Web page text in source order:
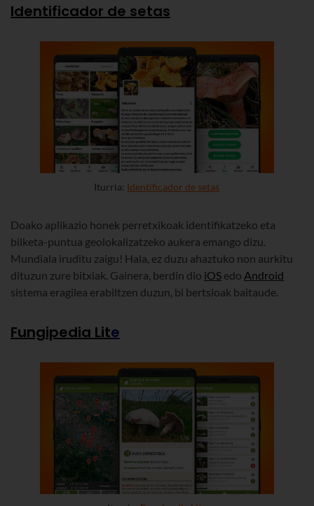
Identificador de setas
Iturria: Identificador de setas
Doako aplikazio honek perretxikoak identifikatzeko eta
bilketa-puntua geolokalizatzeko aukera emango dizu.
Mundiala iruditu zaigu! Hala, ez duzu ahaztuko non aurkitu
dituzun zure bitxiak. Gainera, berdin dio iOS edo Android
sistema eragilea erabiltzen duzun, bi bertsioak baitaude.
Fungipedia Lite